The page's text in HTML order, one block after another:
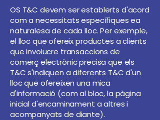
OS T&C devem ser establerts d'acord
com a necessitats específiques ea
naturalesa de cada lloc. Per exemple,
el lloc que ofereix productes a clients
que involucre transaccions de
comerç electrònic precisa que els
T&C s'indiquen a diferents T&C d'un
lloc que ofereixen una mica
d'informació (com al bloc, la pàgina
inicial d'encaminament a altres i
acompanyats de diante).